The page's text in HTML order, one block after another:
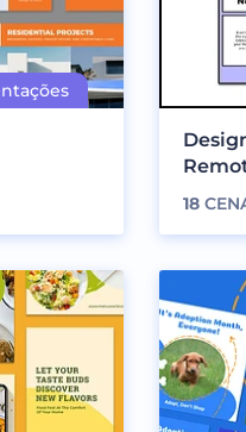
18